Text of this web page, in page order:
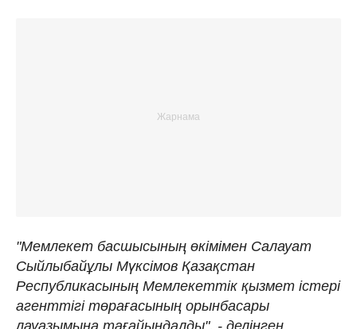
"Мемлекет басшысының өкімімен Салауат
Сыйлыбайұлы Мүксімов Қазақстан
Республикасының Мемлекеттік қызмет істері
агенттігі төрағасының орынбасары
лауазымына тағайындалды", - делінген